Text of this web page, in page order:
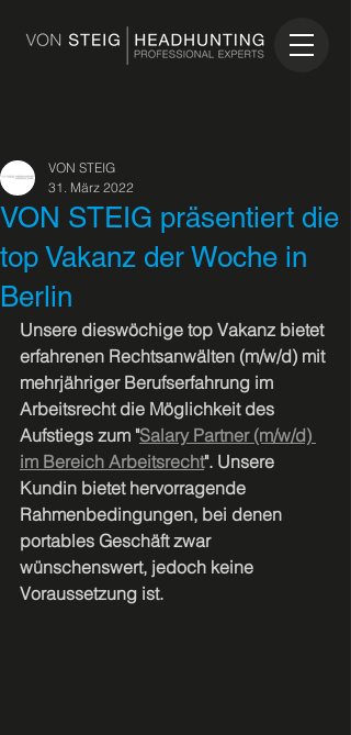
VON STEIG präsentiert die
top Vakanz der Woche in
Berlin
VON STEIG
31. März 2022
Unsere dieswöchige top Vakanz bietet
erfahrenen Rechtsanwälten (m/w/d) mit
mehrjähriger Berufserfahrung im
Arbeitsrecht die Möglichkeit des
Aufstiegs zum "Salary Partner (m/w/d)
im Bereich Arbeitsrecht". Unsere
Kundin bietet hervorragende
Rahmenbedingungen, bei denen
portables Geschäft zwar
wünschenswert, jedoch keine
Voraussetzung ist.